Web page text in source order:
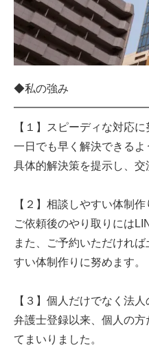
◆私の強み
【１】スピーディな対応
一日でも早く解決できる
具体的解決策を提示し、交
【２】相談しやすい体制
ご依頼後のやり取りには
また、ご予約いただけれ
すい体制作りに努めます。
【３】個人だけでなく法
弁護士登録以来、個人の
てまいりました。